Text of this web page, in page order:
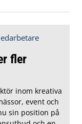
fler
inom kreativa
event och
sin position på